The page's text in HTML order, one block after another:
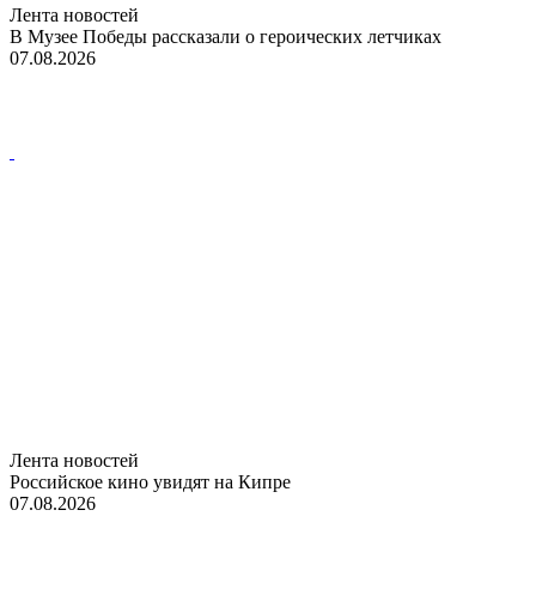
Лента новостей
В Музее Победы рассказали о героических летчиках
07.08.2026
Лента новостей
Российское кино увидят на Кипре
07.08.2026